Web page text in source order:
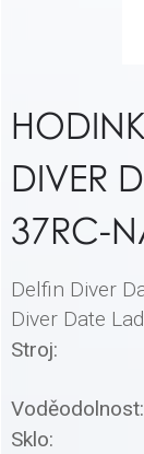
DIVER
37RC-
Delfin Diver
Diver Date
Stroj:
Voděodolnost:
Sklo: